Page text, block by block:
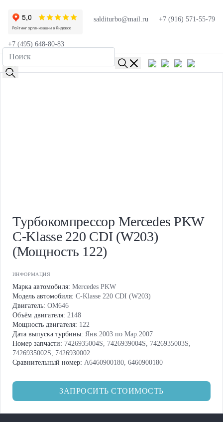
salditurbo@mail.ru +7 (916) 571-55-79
+7 (495) 648-80-83
Турбокомпрессор Mercedes PKW
C-Klasse 220 CDI (W203)
(Мощность 122)
ИНФОРМАЦИЯ
Марка автомобиля: Mercedes PKW
Модель автомобиля: C-Klasse 220 CDI (W203)
Двигатель: OM646
Объём двигателя: 2148
Мощность двигателя: 122
Дата выпуска турбины: Янв.2003 по Мар.2007
Номер запчасти: 7426935004S, 7426939004S, 7426935003S,
7426935002S, 7426930002
Сравнительный номер: A6460900180, 6460900180
ЗАПРОСИТЬ СТОИМОСТЬ